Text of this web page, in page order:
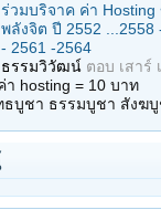
ร่วมบริจาค ค่า Hosting
พลังจิต ปี 2552 ...2558
- 2561 -2564
ธรรมวิวัฒน์ ตอบ เสาร์
hosting = 10 บาท
ธบูชา ธรรมบูชา สังฆบู